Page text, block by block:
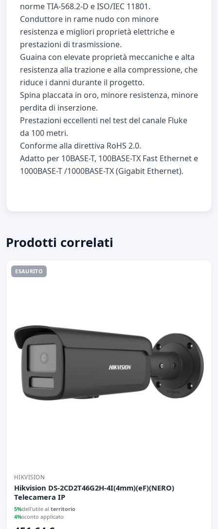
norme TIA-568.2-D e ISO/IEC 11801.
Conduttore in rame nudo con minore
resistenza e migliori proprietà elettriche e
prestazioni di trasmissione.
Guaina con elevate proprietà meccaniche e alta
resistenza alla trazione e alla compressione, che
riduce i danni durante il progetto.
Spina placcata in oro, minore resistenza, minore
perdita di inserzione.
Prestazioni eccellenti nel test del canale Fluke
da 100 metri.
Conforme alla direttiva RoHS 2.0.
Adatto per 10BASE-T, 100BASE-TX Fast Ethernet e
1000BASE-T /1000BASE-TX (Gigabit Ethernet).
Prodotti correlati
ESAURITO
HIKVISION
Hikvision DS-2CD2T46G2H-4I(4mm)(eF)(NERO)
Telecamera IP
5%dell'utile al territorio
4%sconto applicato